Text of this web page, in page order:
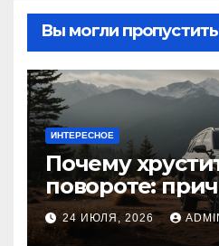
Вы могли пропустить
ИНТЕРЕСНОЕ
Почему
повороте:
диагностика
24 ИЮЛЯ, 2026